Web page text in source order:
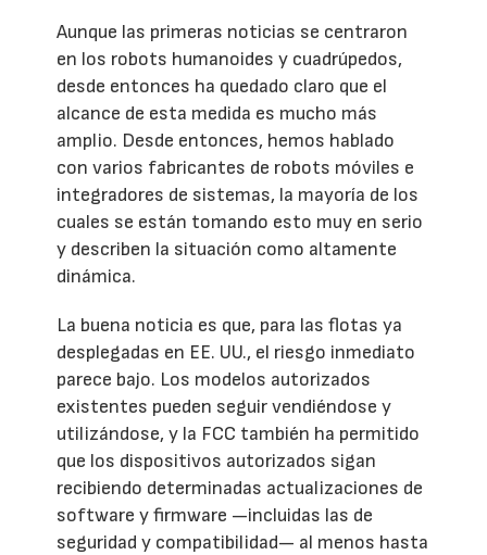
Aunque las primeras noticias se centraron
en los robots humanoides y cuadrúpedos,
desde entonces ha quedado claro que el
alcance de esta medida es mucho más
amplio. Desde entonces, hemos hablado
con varios fabricantes de robots móviles e
integradores de sistemas, la mayoría de los
cuales se están tomando esto muy en serio
y describen la situación como altamente
dinámica.
La buena noticia es que, para las flotas ya
desplegadas en EE. UU., el riesgo inmediato
parece bajo. Los modelos autorizados
existentes pueden seguir vendiéndose y
utilizándose, y la FCC también ha permitido
que los dispositivos autorizados sigan
recibiendo determinadas actualizaciones de
software y firmware —incluidas las de
seguridad y compatibilidad— al menos hasta